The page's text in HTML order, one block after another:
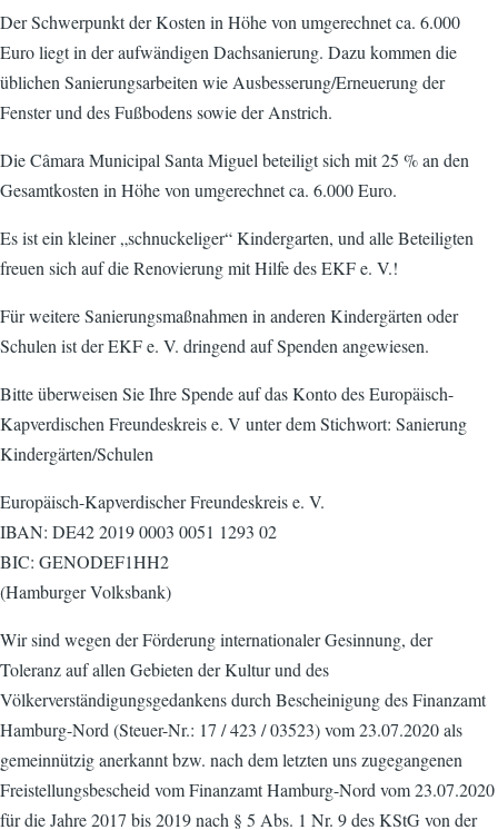
Der Schwerpunkt der Kosten in Höhe von umgerechnet ca. 6.000
Euro liegt in der aufwändigen Dachsanierung. Dazu kommen die
üblichen Sanierungsarbeiten wie Ausbesserung/Erneuerung der
Fenster und des Fußbodens sowie der Anstrich.
Die Câmara Municipal Santa Miguel beteiligt sich mit 25 % an den
Gesamtkosten in Höhe von umgerechnet ca. 6.000 Euro.
Es ist ein kleiner „schnuckeliger“ Kindergarten, und alle Beteiligten
freuen sich auf die Renovierung mit Hilfe des EKF e. V.!
Für weitere Sanierungsmaßnahmen in anderen Kindergärten oder
Schulen ist der EKF e. V. dringend auf Spenden angewiesen.
Bitte überweisen Sie Ihre Spende auf das Konto des Europäisch-
Kapverdischen Freundeskreis e. V unter dem Stichwort: Sanierung
Kindergärten/Schulen
Europäisch-Kapverdischer Freundeskreis e. V.
IBAN: DE42 2019 0003 0051 1293 02
BIC: GENODEF1HH2
(Hamburger Volksbank)
Wir sind wegen der Förderung internationaler Gesinnung, der
Toleranz auf allen Gebieten der Kultur und des
Völkerverständigungsgedankens durch Bescheinigung des Finanzamt
Hamburg-Nord (Steuer-Nr.: 17 / 423 / 03523) vom 23.07.2020 als
gemeinnützig anerkannt bzw. nach dem letzten uns zugegangenen
Freistellungsbescheid vom Finanzamt Hamburg-Nord vom 23.07.2020
für die Jahre 2017 bis 2019 nach § 5 Abs. 1 Nr. 9 des KStG von der